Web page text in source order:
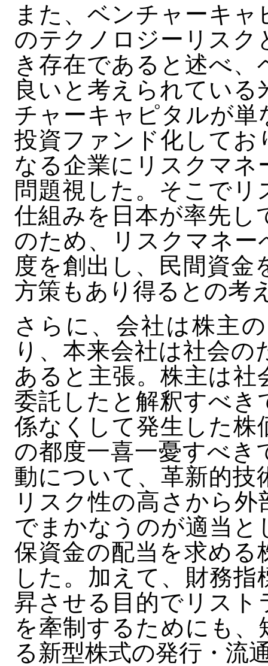
また、ベンチャーキ
のテクノロジーリスク
き存在であると述べ
良いと考えられてい
チャーキャピタルが
投資ファンド化してお
なる企業にリスクマ
問題視した。そこで
仕組みを日本が率先し
のため、リスクマネー
度を創出し、民間資
方策もあり得るとの考
さらに、会社は株主
り、本来会社は社会
あると主張。株主は
委託したと解釈すべき
係なくして発生した株
の都度一喜一憂すべき
動について、革新的技
リスク性の高さから
でまかなうのが適当
保資金の配当を求める
した。加えて、財務
昇させる目的でリスト
を牽制するためにも
る新型株式の発行・流